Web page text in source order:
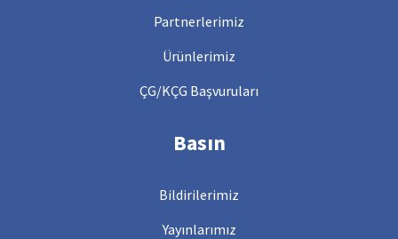
Partnerlerimiz
Ürünlerimiz
ÇG/KÇG Başvuruları
Basın
Bildirilerimiz
Yayınlarımız